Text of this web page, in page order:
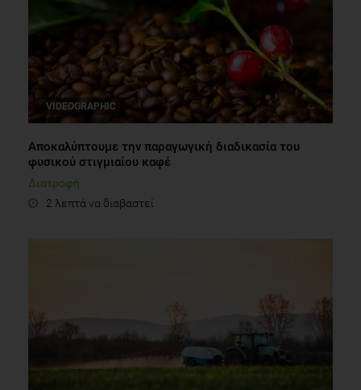
VIDEOGRAPHIC
Αποκαλύπτουμε την παραγωγική διαδικασία του
φυσικού στιγμιαίου καφέ
Διατροφή
2 λεπτά να διαβαστεί